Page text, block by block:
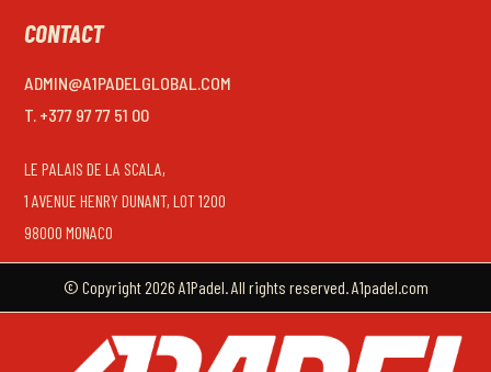
CONTACT
ADMIN@A1PADELGLOBAL.COM
T. +377 97 77 51 00
LE PALAIS DE LA SCALA,
1 AVENUE HENRY DUNANT, LOT 1200
98000 MONACO
© Copyright 2026 A1Padel. All rights reserved. A1padel.com